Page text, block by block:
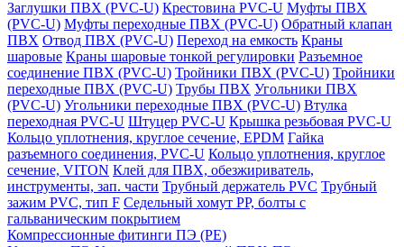
Заглушки ПВХ (PVC-U) Крестовина PVC-U Муфты ПВХ
(PVC-U) Муфты переходные ПВХ (PVC-U) Обратный клапан
ПВХ Отвод ПВХ (PVC-U) Переход на емкость Краны
шаровые Краны шаровые тонкой регулировки Разъемное
соединение ПВХ (PVC-U) Тройники ПВХ (PVC-U) Тройники
переходные ПВХ (PVC-U) Трубы ПВХ Угольники ПВХ
(PVC-U) Угольники переходные ПВХ (PVC-U) Втулка
переходная PVC-U Штуцер PVC-U Крышка резьбовая PVC-U
Кольцо уплотнения, круглое сечение, EPDM Гайка
разъемного соединения, PVC-U Кольцо уплотнения, круглое
сечение, VITON Клей для ПВХ, обезжириватель,
инструменты, зап. части Трубный держатель PVC Трубный
зажим PVC, тип F Седельный хомут PP, болты с
гальваническим покрытием
Компрессионные фитинги ПЭ (PE)